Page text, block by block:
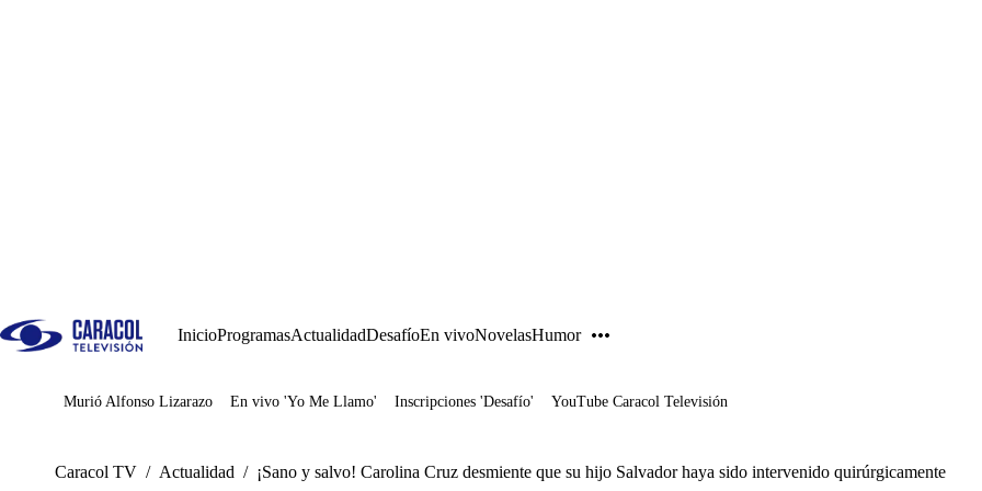
InicioProgramasActualidadDesafíoEn vivoNovelasHumor
Juegos
Murió Alfonso Lizarazo En vivo 'Yo Me Llamo' Inscripciones 'Desafío' YouTube Caracol Televisión
Caracol TV / Actualidad / ¡Sano y salvo! Carolina Cruz desmiente que su hijo Salvador haya sido intervenido quirúrgicamente